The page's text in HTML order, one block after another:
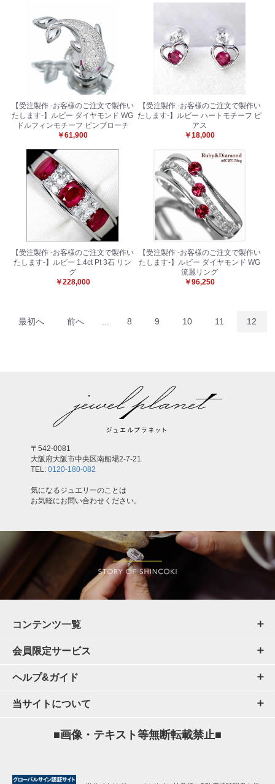
【受注製作 -お客様のご注文で製作い
たします-】ルビー ダイヤモンド WG
ドルフィンモチーフ ピンブローチ
￥61,900
【受注製作 -お客様のご注文で製作い
たします-】ルビー ハートモチーフ ピ
アス
￥18,000
【受注製作 -お客様のご注文で製作い
たします-】ルビー 1.4ct Pt 3石 リン
グ
￥228,000
【受注製作 -お客様のご注文で製作い
たします-】ルビー ダイヤモンド WG
流麗リング
￥96,250
最初へ 前へ 8 9 10 11 12
〒542-0081
大阪府大阪市中央区南船場2-7-21
TEL: 0120-180-082
気になるジュエリーのことは
お気軽にお問い合わせください。
コンテンツ一覧
会員限定サービス
ヘルプ&ガイド
当サイトについて
■画像・テキスト等無断転載禁止■